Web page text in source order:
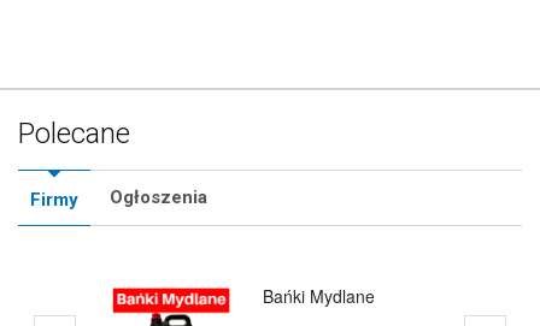
Polecane
Firmy Ogłoszenia
Bańki Mydlane